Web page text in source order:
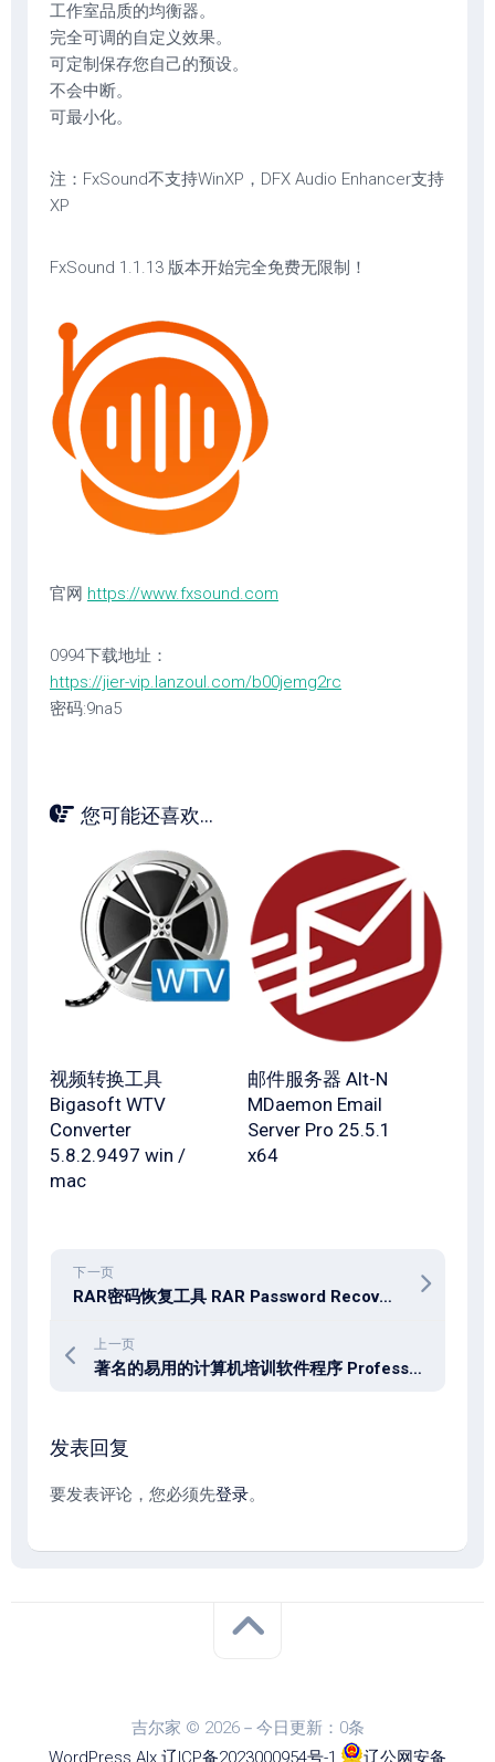
工作室品质的均衡器。
完全可调的自定义效果。
可定制保存您自己的预设。
不会中断。
可最小化。
注：FxSound不支持WinXP，DFX Audio Enhancer支持
XP
FxSound 1.1.13 版本开始完全免费无限制！
官网 https://www.fxsound.com
0994下载地址：
https://jier-vip.lanzoul.com/b00jemg2rc
密码:9na5
您可能还喜欢...
视频转换工具
Bigasoft WTV
Converter
5.8.2.9497 win /
mac
邮件服务器 Alt-N
MDaemon Email
Server Pro 25.5.1
x64
下一页
RAR密码恢复工具 RAR Password Recover 2.1.2.0
上一页
著名的易用的计算机培训软件程序 Professor Teaches Complete Learning Bundle 1.0
发表回复
要发表评论，您必须先登录。
吉尔家 © 2026－今日更新：0条
WordPress Alx 辽ICP备2023000954号-1 辽公网安备